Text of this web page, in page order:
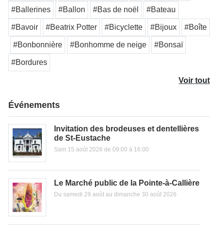
#Ballerines #Ballon #Bas de noël #Bateau
#Bavoir #Beatrix Potter #Bicyclette #Bijoux #Boîte
#Bonbonnière #Bonhomme de neige #Bonsaï
#Bordures
Voir tout
Événements
Invitation des brodeuses et dentellières
de St-Eustache
Sam 15 août 2026 de 09:00 à 16:00
Le Marché public de la Pointe-à-Callière
Du samedi 29 août au dimanche 30 août 2026